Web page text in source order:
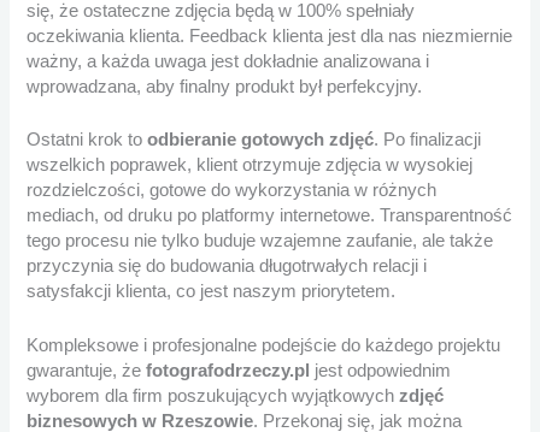
się, że ostateczne zdjęcia będą w 100% spełniały
oczekiwania klienta. Feedback klienta jest dla nas niezmiernie
ważny, a każda uwaga jest dokładnie analizowana i
wprowadzana, aby finalny produkt był perfekcyjny.
Ostatni krok toodbieranie gotowych zdjęć. Po finalizacji
wszelkich poprawek, klient otrzymuje zdjęcia w wysokiej
rozdzielczości, gotowe do wykorzystania w różnych
mediach, od druku po platformy internetowe. Transparentność
tego procesu nie tylko buduje wzajemne zaufanie, ale także
przyczynia się do budowania długotrwałych relacji i
satysfakcji klienta, co jest naszym priorytetem.
Kompleksowe i profesjonalne podejście do każdego projektu
gwarantuje, żefotografodrzeczy.pl jest odpowiednim
wyborem dla firm poszukujących wyjątkowychzdjęć
biznesowych w Rzeszowie. Przekonaj się, jak można